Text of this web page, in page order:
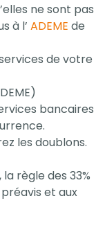
ne sont pas
à l’ ADEME de
de votre
bancaires
les doublons.
règle des 33%
et aux